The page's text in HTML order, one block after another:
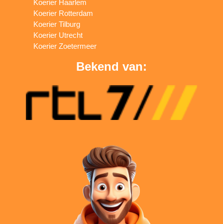
Koerier Haarlem
Koerier Rotterdam
Koerier Tilburg
Koerier Utrecht
Koerier Zoetermeer
Bekend van: